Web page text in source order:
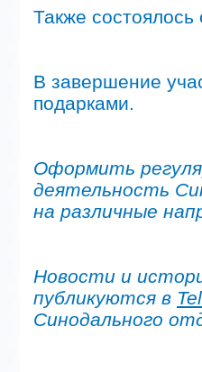
Также
В завершение
подарками.
Оформить
деятельность
на различные
Новости и
публикуются в
Синодального